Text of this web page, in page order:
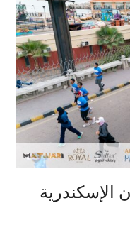
الإسكندرية